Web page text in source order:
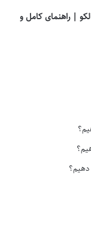
| راهنمای کامل و